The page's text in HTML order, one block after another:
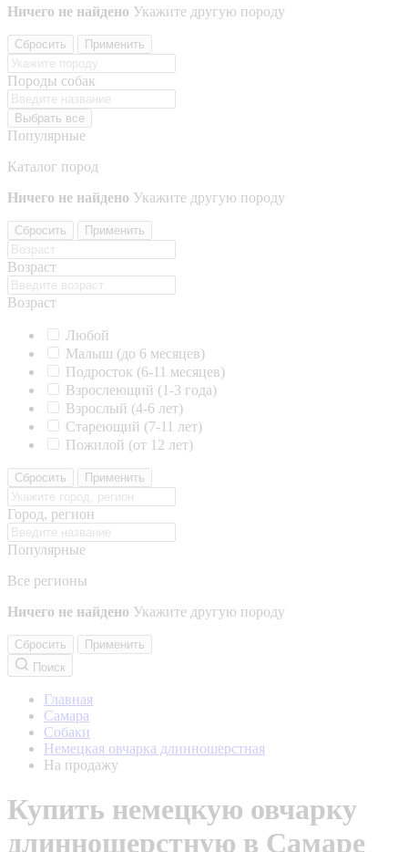
Ничего не найдено Укажите другую породу
Сбросить Применить
Породы собак
Выбрать все
Популярные
Каталог пород
Ничего не найдено Укажите другую породу
Сбросить Применить
Возраст
Возраст
Любой
Малыш (до 6 месяцев)
Подросток (6-11 месяцев)
Взрослеющий (1-3 года)
Взрослый (4-6 лет)
Стареющий (7-11 лет)
Пожилой (от 12 лет)
Сбросить Применить
Город, регион
Популярные
Все регионы
Ничего не найдено Укажите другую породу
Сбросить
Применить
Поиск
Главная
Самара
Собаки
Немецкая овчарка длинношерстная
На продажу
Купить немецкую овчарку
длинношерстную в Самаре